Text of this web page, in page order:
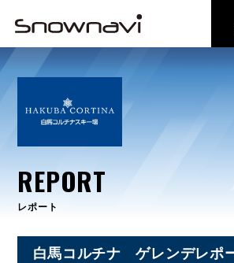
REPORT
レポート
白馬コルチナ ゲレンデレポ